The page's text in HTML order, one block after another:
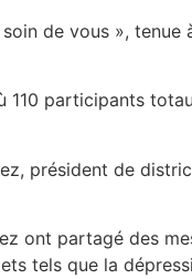
de vous », tenue
participants
président de
ont partagé des
tels que la